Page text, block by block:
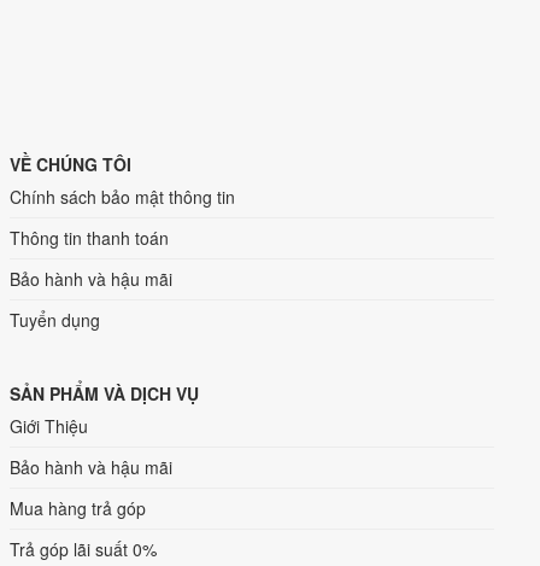
VỀ CHÚNG TÔI
Chính sách bảo mật thông tin
Thông tin thanh toán
Bảo hành và hậu mãi
Tuyển dụng
SẢN PHẨM VÀ DỊCH VỤ
Giới Thiệu
Bảo hành và hậu mãi
Mua hàng trả góp
Trả góp lãi suất 0%